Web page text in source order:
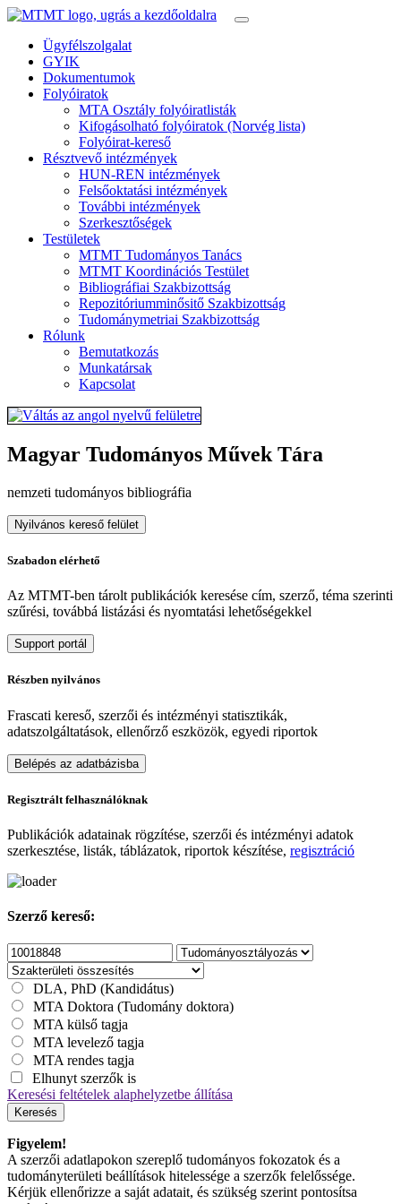
Ügyfélszolgalat
GYIK
Dokumentumok
Folyóiratok
MTA Osztály folyóiratlisták
Kifogásolható folyóiratok (Norvég lista)
Folyóirat-kereső
Résztvevő intézmények
HUN-REN intézmények
Felsőoktatási intézmények
További intézmények
Szerkesztőségek
Testületek
MTMT Tudományos Tanács
MTMT Koordinációs Testület
Bibliográfiai Szakbizottság
Repozitóriumminősitő Szakbizottság
Tudománymetriai Szakbizottság
Rólunk
Bemutatkozás
Munkatársak
Kapcsolat
Magyar Tudományos Művek Tára
nemzeti tudományos bibliográfia
Nyilvános kereső felület
Szabadon elérhető
Az MTMT-ben tárolt publikációk keresése cím, szerző, téma szerinti
szűrési, továbbá listázási és nyomtatási lehetőségekkel
Support portál
Részben nyilvános
Frascati kereső, szerzői és intézményi statisztikák,
adatszolgáltatások, ellenőrző eszközök, egyedi riportok
Belépés az adatbázisba
Regisztrált felhasználóknak
Publikációk adatainak rögzítése, szerzői és intézményi adatok
szerkesztése, listák, táblázatok, riportok készítése, regisztráció
Szerző kereső:
DLA, PhD (Kandidátus)
MTA Doktora (Tudomány doktora)
MTA külső tagja
MTA levelező tagja
MTA rendes tagja
Elhunyt szerzők is
Keresési feltételek alaphelyzetbe állítása
Keresés
Figyelem!
A szerzői adatlapokon szereplő tudományos fokozatok és a
tudományterületi beállítások hitelessége a szerzők felelőssége.
Kérjük ellenőrizze a saját adatait, és szükség szerint pontosítsa